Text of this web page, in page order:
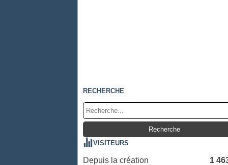
RECHERCHE
VISITEURS
Depuis la création
1